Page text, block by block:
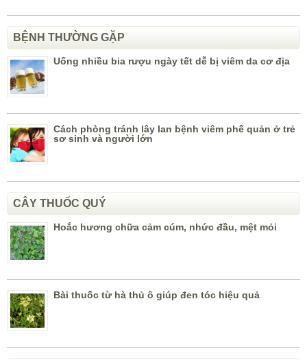
BỆNH THƯỜNG GẶP
Uống nhiều bia rượu ngày tết dễ bị viêm da cơ địa
Cách phòng tránh lây lan bệnh viêm phế quản ở trẻ
sơ sinh và người lớn
CÂY THUỐC QUÝ
Hoắc hương chữa cảm cúm, nhức đầu, mệt mỏi
Bài thuốc từ hà thủ ô giúp đen tóc hiệu quả